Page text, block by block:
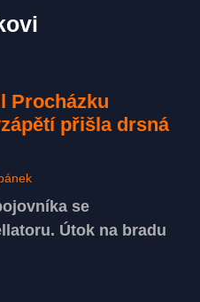
Procházku
přišla drsná
se
Útok na bradu